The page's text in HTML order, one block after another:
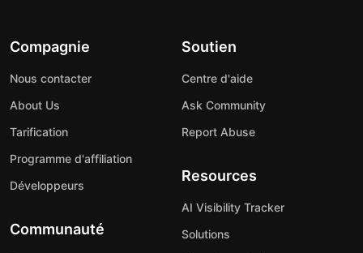
Compagnie
Nous contacter
About Us
Tarification
Programme d'affiliation
Développeurs
Communauté
Soutien
Centre d'aide
Ask Community
Report Abuse
Resources
AI Visibility Tracker
Solutions